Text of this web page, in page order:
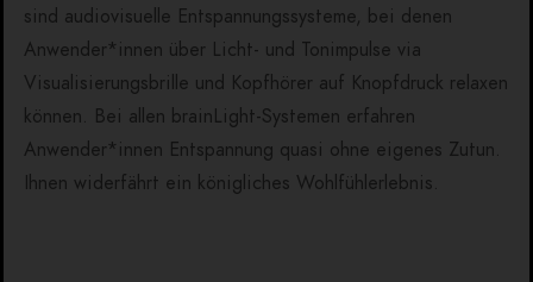
sind audiovisuelle Entspannungssysteme, bei denen
Anwender*innen über Licht- und Tonimpulse via
Visualisierungsbrille und Kopfhörer auf Knopfdruck relaxen
können. Bei allen brainLight-Systemen erfahren
Anwender*innen Entspannung quasi ohne eigenes Zutun.
Ihnen widerfährt ein königliches Wohlfühlerlebnis.